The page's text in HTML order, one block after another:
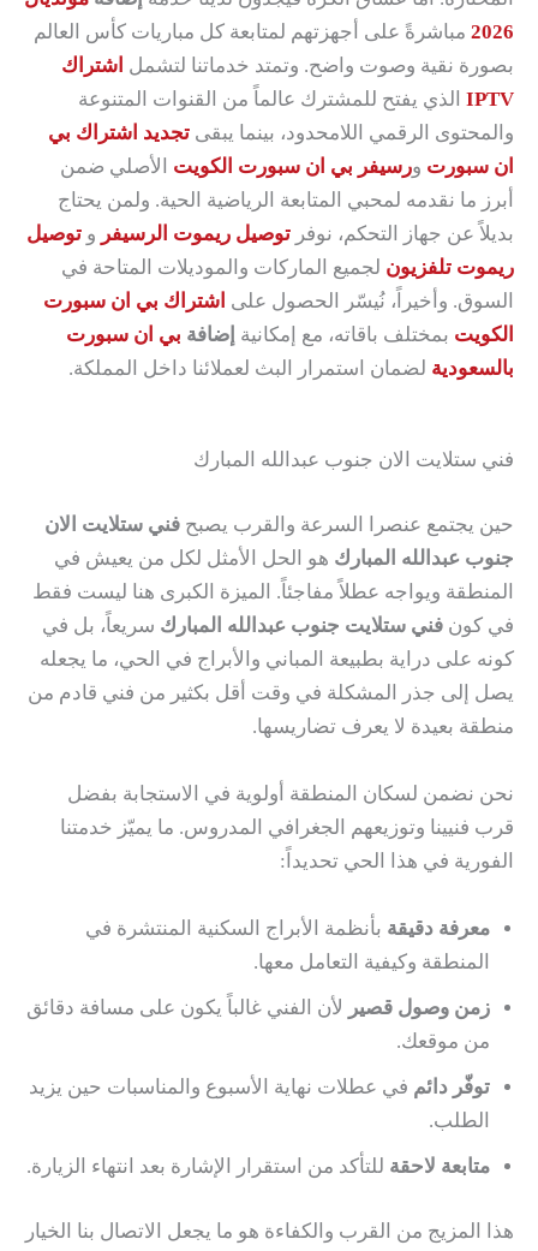
2026 مباشرةً على أجهزتهم لمتابعة كل مباريات كأس العالم
بصورة نقية وصوت واضح. وتمتد خدماتنا لتشمل اشتراك
IPTV الذي يفتح للمشترك عالماً من القنوات المتنوعة
والمحتوى الرقمي اللامحدود، بينما يبقى تجديد اشتراك بي
ان سبورت ورسيفر بي ان سبورت الكويت الأصلي ضمن
أبرز ما نقدمه لمحبي المتابعة الرياضية الحية. ولمن يحتاج
بديلاً عن جهاز التحكم، نوفر توصيل ريموت الرسيفر و توصيل
ريموت تلفزيون لجميع الماركات والموديلات المتاحة في
السوق. وأخيراً، نُيسّر الحصول على اشتراك بي ان سبورت
الكويت بمختلف باقاته، مع إمكانية إضافة بي ان سبورت
بالسعودية لضمان استمرار البث لعملائنا داخل المملكة.
فني ستلايت الان جنوب عبدالله المبارك
حين يجتمع عنصرا السرعة والقرب يصبح فني ستلايت الان
جنوب عبدالله المبارك هو الحل الأمثل لكل من يعيش في
المنطقة ويواجه عطلاً مفاجئاً. الميزة الكبرى هنا ليست فقط
في كون فني ستلايت جنوب عبدالله المبارك سريعاً، بل في
كونه على دراية بطبيعة المباني والأبراج في الحي، ما يجعله
يصل إلى جذر المشكلة في وقت أقل بكثير من فني قادم من
منطقة بعيدة لا يعرف تضاريسها.
نحن نضمن لسكان المنطقة أولوية في الاستجابة بفضل
قرب فنيينا وتوزيعهم الجغرافي المدروس. ما يميّز خدمتنا
الفورية في هذا الحي تحديداً:
معرفة دقيقة بأنظمة الأبراج السكنية المنتشرة في
المنطقة وكيفية التعامل معها.
زمن وصول قصير لأن الفني غالباً يكون على مسافة دقائق
من موقعك.
توفّر دائم في عطلات نهاية الأسبوع والمناسبات حين يزيد
الطلب.
متابعة لاحقة للتأكد من استقرار الإشارة بعد انتهاء الزيارة.
هذا المزيج من القرب والكفاءة هو ما يجعل الاتصال بنا الخيار